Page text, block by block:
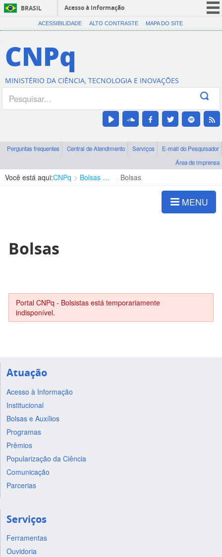
BRASIL
Acesso à informação
CORONAVÍRUS (COVID-19)
Canais
ACESSIBILIDADE ALTO CONTRASTE MAPA DO SITE
CNPq
MINISTÉRIO DA CIÊNCIA, TECNOLOGIA E INOVAÇÕES
Perguntas frequentes Central de Atendimento Serviços
E-mail do Pesquisador
Área de imprensa
Você está aqui:CNPq Bolsas e Auxílios Vigentes Bolsas
MENU
Bolsas
Portal CNPq - Bolsistas está temporariamente
indisponível.
Atuação
Acesso à Informação
Institucional
Bolsas e Auxílios
Programas
Prêmios
Popularização da Ciência
Comunicação
Parcerias
Serviços
Ferramentas
Ouvidoria